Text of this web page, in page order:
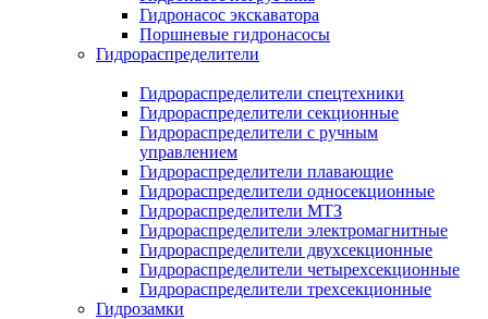
Гидронасос экскаватора
Поршневые гидронасосы
Гидрораспределители
Гидрораспределители спецтехники
Гидрораспределители секционные
Гидрораспределители с ручным
управлением
Гидрораспределители плавающие
Гидрораспределители односекционные
Гидрораспределители МТЗ
Гидрораспределители электромагнитные
Гидрораспределители двухсекционные
Гидрораспределители четырехсекционные
Гидрораспределители трехсекционные
Гидрозамки